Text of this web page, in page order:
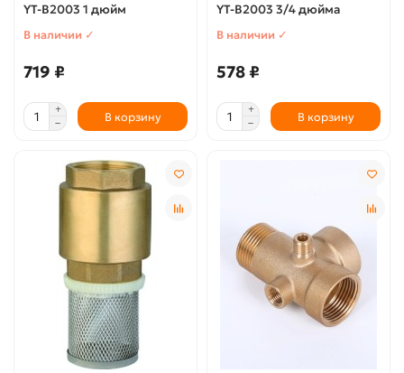
YT-В2003 1 дюйм
В наличии ✓
719 ₽
В корзину
YT-В2003 3/4 дюйма
В наличии ✓
578 ₽
В корзину